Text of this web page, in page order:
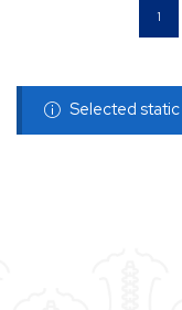
1
Selected